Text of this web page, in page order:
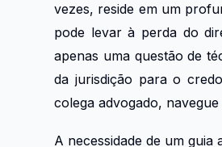
vezes, reside em um
pode levar à perda do
apenas uma questão de
da jurisdição para o
colega advogado,
A necessidade de um